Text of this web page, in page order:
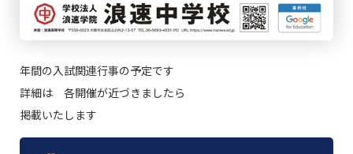
年間の入試関連行事の予定です
詳細は 各開催が近づきましたら
掲載いたします